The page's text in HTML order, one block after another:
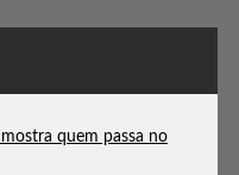
quem passa no